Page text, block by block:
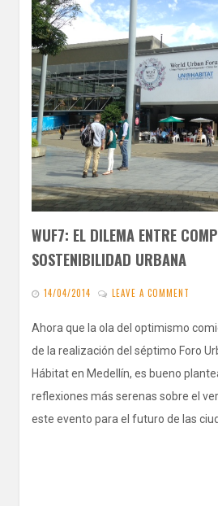
WUF7: EL DILEMA ENTRE
SOSTENIBILIDAD URBANA
14/04/2014 LEAVE A COMMENT
Ahora que la ola del optimismo
de la realización del séptimo Foro
Hábitat en Medellín, es bueno
reflexiones más serenas sobre el
este evento para el futuro de las